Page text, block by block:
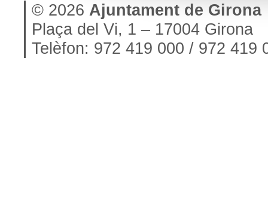
© 2026 Ajuntament de Girona
Plaça del Vi, 1 – 17004 Girona
Telèfon: 972 419 000 / 972 419